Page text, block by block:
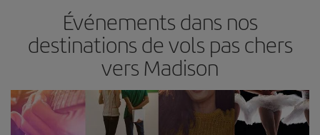
Événements dans nos
destinations de vols pas chers
vers Madison